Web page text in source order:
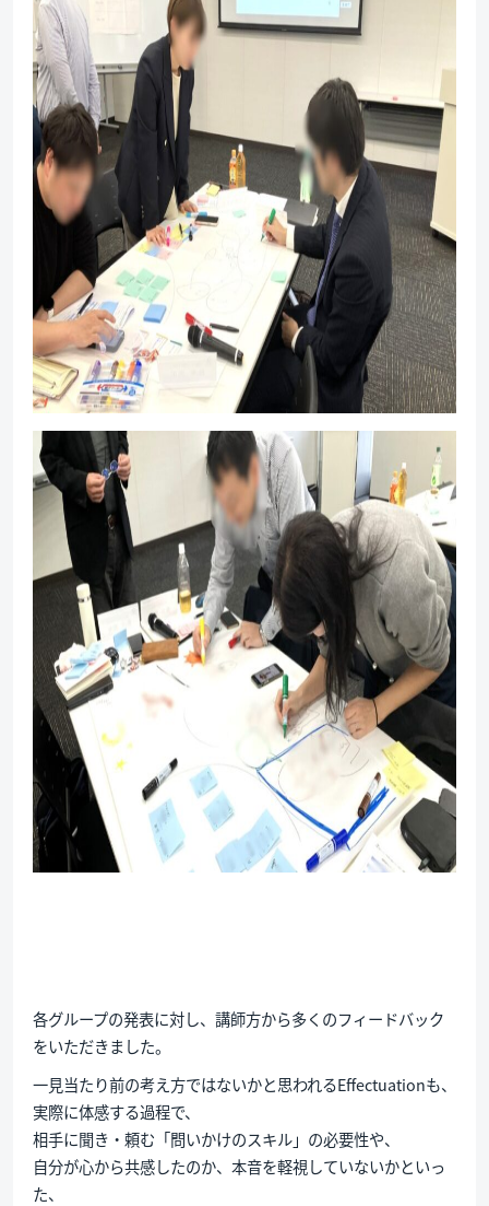
各グループの発表に対し、講師方から多くのフィードバック
をいただきました。
一見当たり前の考え方ではないかと思われるEffectuationも、
実際に体感する過程で、
相手に聞き・頼む「問いかけのスキル」の必要性や、
自分が心から共感したのか、本音を軽視していないかといっ
た、